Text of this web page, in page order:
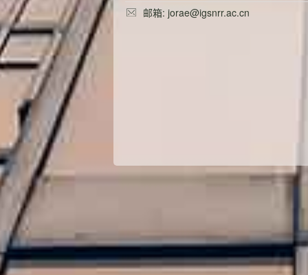
邮箱: jorae@igsnrr.ac.cn